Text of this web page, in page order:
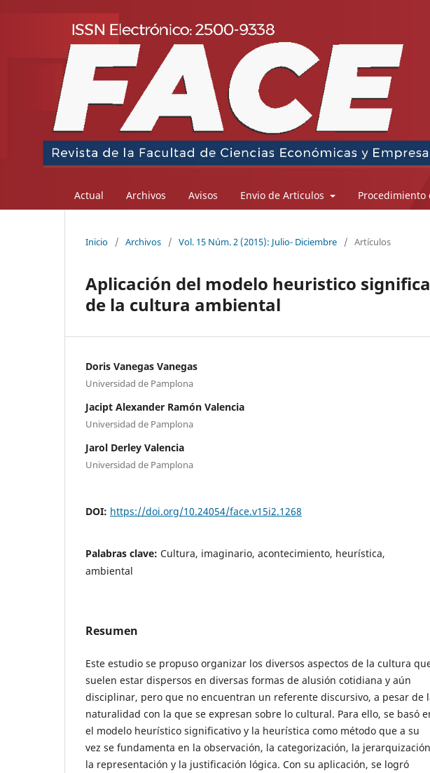
Actual Archivos Avisos Envio de Articulos Procedimiento
Inicio / Archivos / Vol. 15 Núm. 2 (2015): Julio- Diciembre / Artículos
Aplicación del modelo heuristico
de la cultura ambiental
Doris Vanegas Vanegas
Universidad de Pamplona
Jacipt Alexander Ramón Valencia
Universidad de Pamplona
Jarol Derley Valencia
Universidad de Pamplona
DOI: https://doi.org/10.24054/face.v15i2.1268
Palabras clave: Cultura, imaginario, acontecimiento, heurística,
ambiental
Resumen
Este estudio se propuso organizar los diversos aspectos de la cultura
suelen estar dispersos en diversas formas de alusión cotidiana y aún
disciplinar, pero que no encuentran un referente discursivo, a pesar de
naturalidad con la que se expresan sobre lo cultural. Para ello, se basó
el modelo heurístico significativo y la heurística como método que a su
vez se fundamenta en la observación, la categorización, la
la representación y la justificación lógica. Con su aplicación, se logró